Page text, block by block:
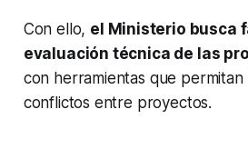
Con ello, el Ministerio busca
evaluación técnica de las
con herramientas que
conflictos entre proyectos.